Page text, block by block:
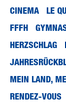
CINEMA
LE
FFFH
HERZSCHLAG
MEIN LAND,
RENDEZ-VOUS